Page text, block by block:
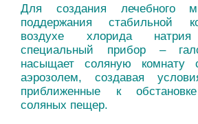
Для создания лечебного
поддержания стабильной
воздухе хлорида натрия
специальный прибор –
насыщает соляную комнату
аэрозолем, создавая
приближенные к
соляных пещер.